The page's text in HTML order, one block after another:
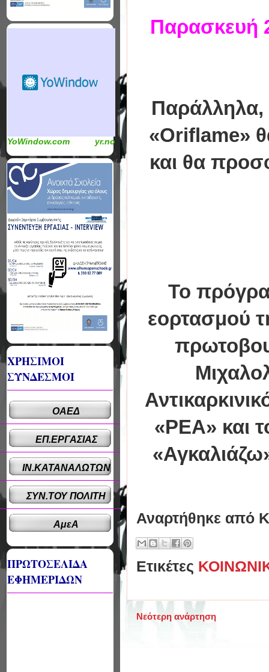
Παρασκευή
Παράλληλα,
«Oriflame»
και θα
Το
εορτασμού
«ΡΕΑ» και
Αναρτήθηκε από
Ετικέτες
Νεότερη ανάρτηση
YoWindow.com yr.no
ΧΡΗΣΙΜΟΙ
ΣΥΝΔΕΣΜΟΙ
ΟΑΕΔ
ΕΠ.ΕΡΓΑΣΙΑΣ
ΙΝ.ΚΑΤΑΝΑΛΩΤΩΝ
ΣΥΝ.ΤΟΥ ΠΟΛΙΤΗ
ΑμεΑ
ΠΡΩΤΟΣΕΛΙΔΑ
ΕΦΗΜΕΡΙΔΩΝ